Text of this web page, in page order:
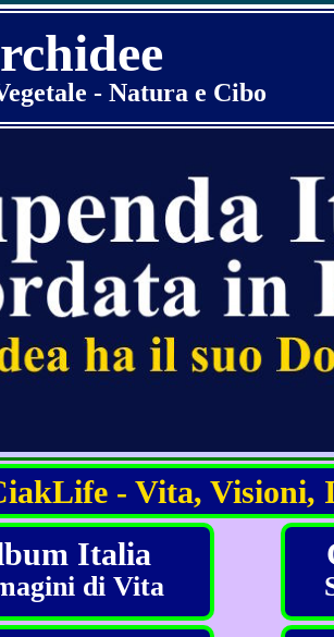
- Natura e Cibo
- Vita, Visioni,
Italia
di Vita